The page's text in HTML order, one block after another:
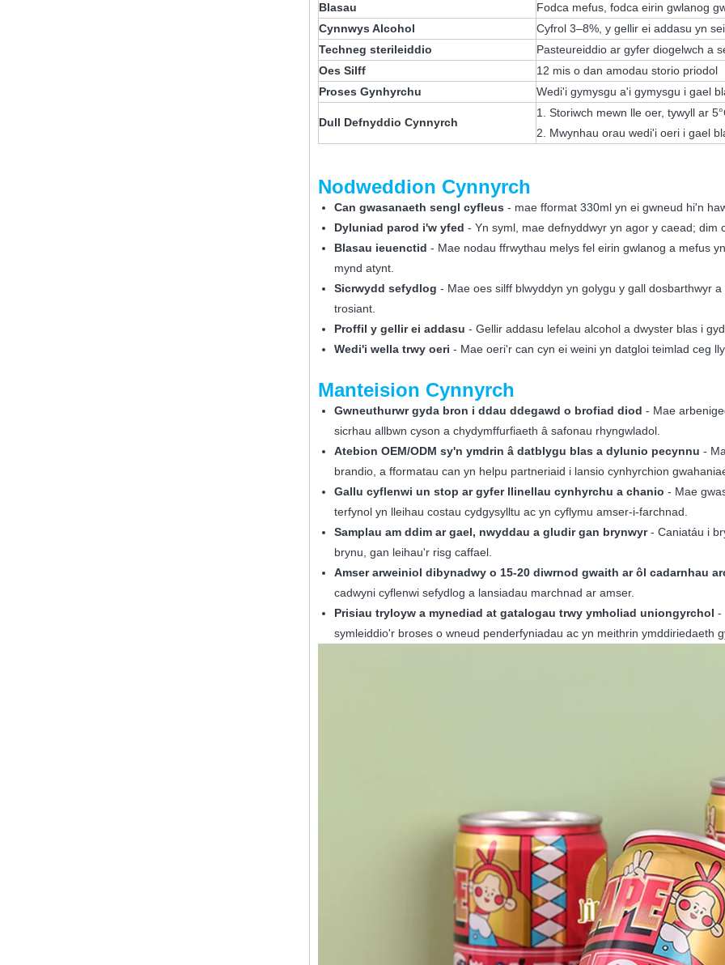
Blasau
Fodca mefus, fodca eirin gwlanog
Cynnwys Alcohol
Cyfrol 3–8%, y gellir ei addasu yn
Techneg sterileiddio
Pasteureiddio ar gyfer diogelwch a
Oes Silff
12 mis o dan amodau storio priodol
Proses Gynhyrchu
Wedi'i gymysgu a'i gymysgu i gael
Dull Defnyddio Cynnyrch
1. Storiwch mewn lle oer, tywyll ar
2. Mwynhau orau wedi'i oeri i gael
Nodweddion Cynnyrch
Can gwasanaeth sengl cyfleus - mae fformat 330ml yn ei gwneud hi'n
Dyluniad parod i'w yfed - Yn syml, mae defnyddwyr yn agor y caead; dim
Blasau ieuenctid - Mae nodau ffrwythau melys fel eirin gwlanog a mefus
mynd atynt.
Sicrwydd sefydlog - Mae oes silff blwyddyn yn golygu y gall dosbarthwyr
trosiant.
Proffil y gellir ei addasu - Gellir addasu lefelau alcohol a dwyster blas i
Wedi'i wella trwy oeri - Mae oeri'r can cyn ei weini yn datgloi teimlad ceg
Manteision Cynnyrch
Gwneuthurwr gyda bron i ddau ddegawd o brofiad diod - Mae
sicrhau allbwn cyson a chydymffurfiaeth â safonau rhyngwladol.
Atebion OEM/ODM sy'n ymdrin â datblygu blas a dylunio pecynnu -
brandio, a fformatau can yn helpu partneriaid i lansio cynhyrchion
Gallu cyflenwi un stop ar gyfer llinellau cynhyrchu a chanio - Mae
terfynol yn lleihau costau cydgysylltu ac yn cyflymu amser-i-farchnad.
Samplau am ddim ar gael, nwyddau a gludir gan brynwyr- Caniatáu i
brynu, gan leihau'r risg caffael.
Amser arweiniol dibynadwy o 15-20 diwrnod gwaith ar ôl cadarnhau
cadwyni cyflenwi sefydlog a lansiadau marchnad ar amser.
Prisiau tryloyw a mynediad at gatalogau trwy ymholiad uniongyrchol -
symleiddio'r broses o wneud penderfyniadau ac yn meithrin ymddiriedaeth